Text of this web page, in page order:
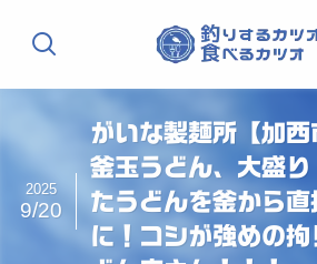
がいな製麺所【加
釜玉うどん、大盛
たうどんを釜から
に！コシが強めの
2025
9/20